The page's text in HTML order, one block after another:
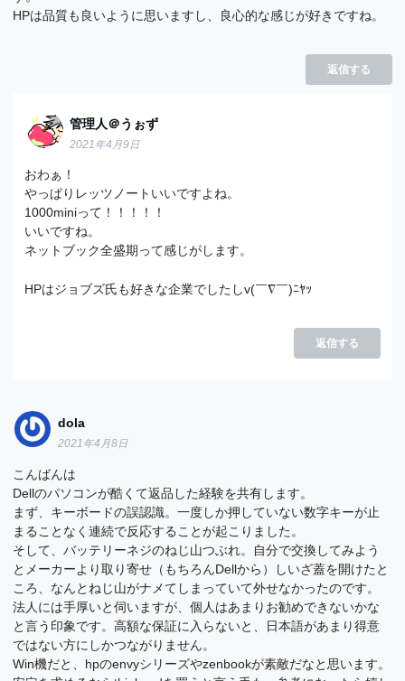
HPは品質も良いように思いますし、良心的な感じが好きですね。
返信する
管理人＠うぉず
2021年4月9日
おわぁ！
やっぱりレッツノートいいですよね。
1000miniって！！！！！
いいですね。
ネットブック全盛期って感じがします。
HPはジョブズ氏も好きな企業でしたしv(￣∇￣)ﾆﾔｯ
返信する
dola
2021年4月8日
こんばんは
Dellのパソコンが酷くて返品した経験を共有します。
まず、キーボードの誤認識。一度しか押していない数字キーが止
まることなく連続で反応することが起こりました。
そして、バッテリーネジのねじ山つぶれ。自分で交換してみよう
とメーカーより取り寄せ（もちろんDellから）しいざ蓋を開けたと
ころ、なんとねじ山がナメてしまっていて外せなかったのです。
法人には手厚いと伺いますが、個人はあまりお勧めできないかな
と言う印象です。高額な保証に入らないと、日本語があまり得意
ではない方にしかつながりません。
Win機だと、hpのenvyシリーズやzenbookが素敵だなと思います。